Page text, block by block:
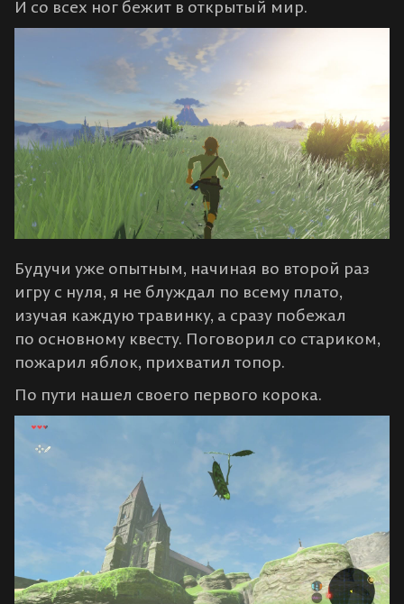
И со всех ног бежит в открытый мир.
Будучи уже опытным, начиная во второй раз
игру с нуля, я не блуждал по всему плато,
изучая каждую травинку, а сразу побежал
по основному квесту. Поговорил со стариком,
пожарил яблок, прихватил топор.
По пути нашел своего первого корока.